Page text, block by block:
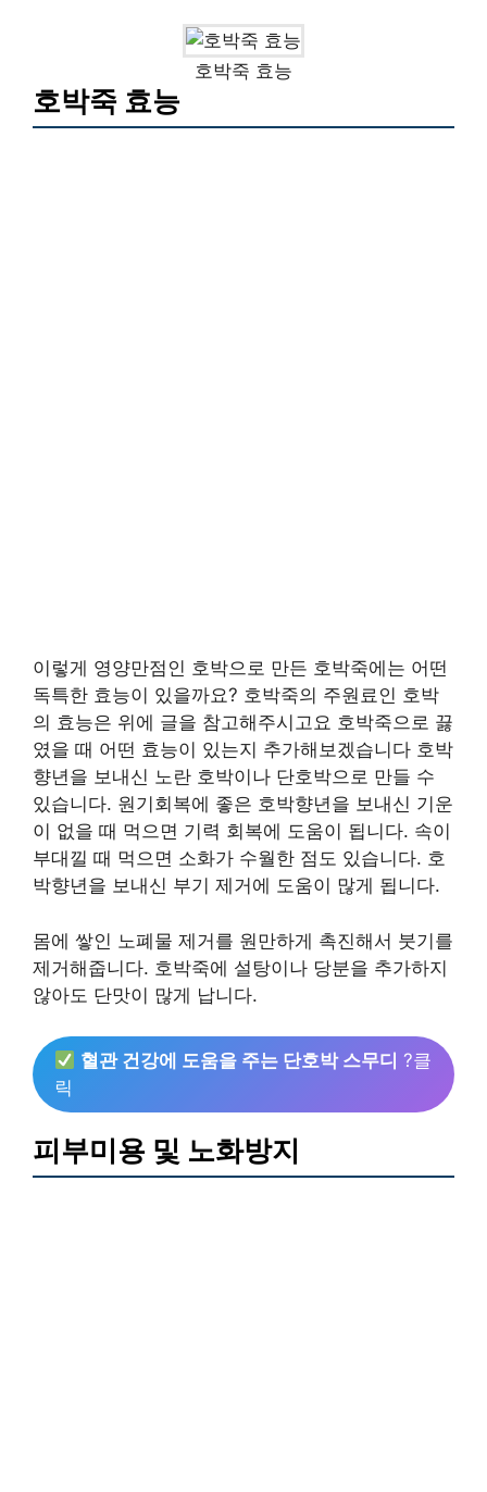
호박죽 효능
호박죽 효능
이렇게 영양만점인 호박으로 만든 호박죽에는 어떤
독특한 효능이 있을까요? 호박죽의 주원료인 호박
의 효능은 위에 글을 참고해주시고요 호박죽으로 끓
였을 때 어떤 효능이 있는지 추가해보겠습니다 호박
향년을 보내신 노란 호박이나 단호박으로 만들 수
있습니다. 원기회복에 좋은 호박향년을 보내신 기운
이 없을 때 먹으면 기력 회복에 도움이 됩니다. 속이
부대낄 때 먹으면 소화가 수월한 점도 있습니다. 호
박향년을 보내신 부기 제거에 도움이 많게 됩니다.
몸에 쌓인 노폐물 제거를 원만하게 촉진해서 붓기를
제거해줍니다. 호박죽에 설탕이나 당분을 추가하지
않아도 단맛이 많게 납니다.
혈관 건강에 도움을 주는 단호박 스무디 ?클
릭
피부미용 및 노화방지